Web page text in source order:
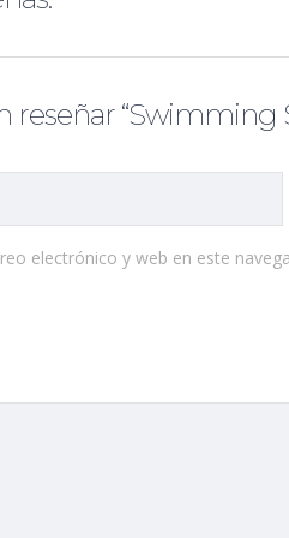
reseñar “Swimming
electrónico y web en este